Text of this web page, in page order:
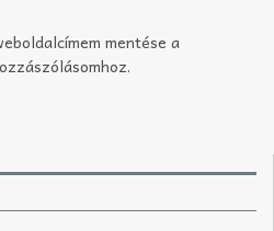
mentése a